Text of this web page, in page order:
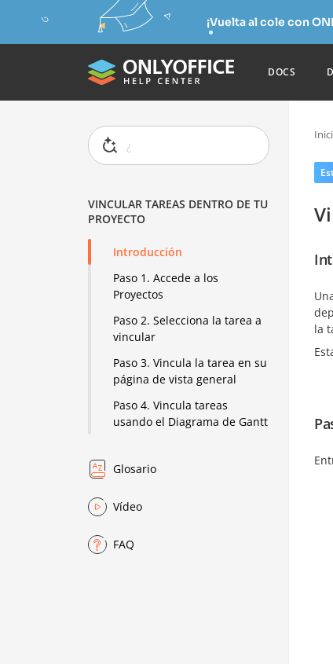
¡Vuelta al cole con
DOCS
VINCULAR TAREAS DENTRO DE TU
PROYECTO
Introducción
Paso 1. Accede a los
Proyectos
Paso 2. Selecciona la tarea a
vincular
Paso 3. Vincula la tarea en su
página de vista general
Paso 4. Vincula tareas
usando el Diagrama de Gantt
Glosario
Vídeo
FAQ
la